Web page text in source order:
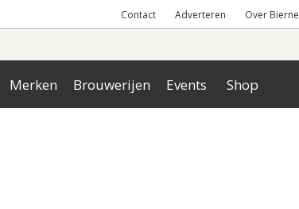
Contact Adverteren Over
Merken Brouwerijen Events Shop